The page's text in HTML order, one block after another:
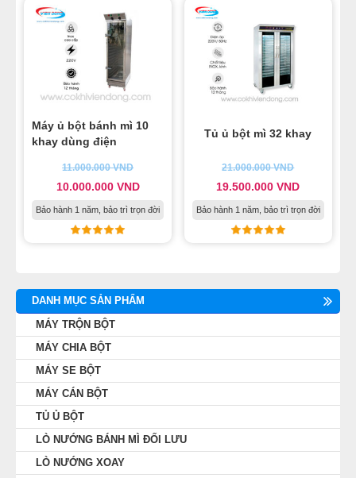
Máy ủ bột bánh mì 10
khay dùng điện
11.000.000VND
10.000.000 VND
Bảo hành 1 năm, bảo trì trọn đời
Tủ ủ bột mì 32 khay
21.000.000VND
19.500.000VND
Bảo hành 1 năm, bảo trì trọn đời
DANH MỤC SẢN PHẨM
MÁY TRỘN BỘT
MÁY CHIA BỘT
MÁY SE BỘT
MÁY CÁN BỘT
TỦ Ủ BỘT
LÒ NƯỚNG BÁNH MÌ ĐỐI LƯU
LÒ NƯỚNG XOAY